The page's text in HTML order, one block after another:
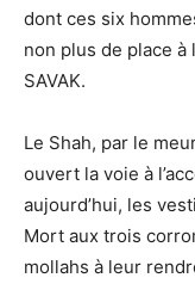
dont ces six
non plus de place à
SAVAK.
Le Shah, par le
ouvert la voie à
aujourd’hui, les
Mort aux trois
mollahs à leur